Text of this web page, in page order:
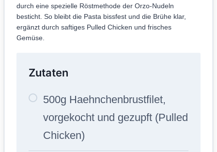
durch eine spezielle Röstmethode der Orzo-Nudeln
besticht. So bleibt die Pasta bissfest und die Brühe klar,
ergänzt durch saftiges Pulled Chicken und frisches
Gemüse.
Zutaten
500g Haehnchenbrustfilet,
vorgekocht und gezupft (Pulled
Chicken)